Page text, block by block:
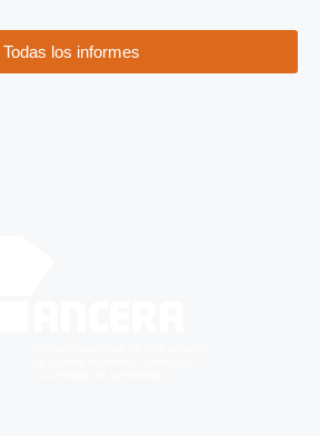
Todas los informes